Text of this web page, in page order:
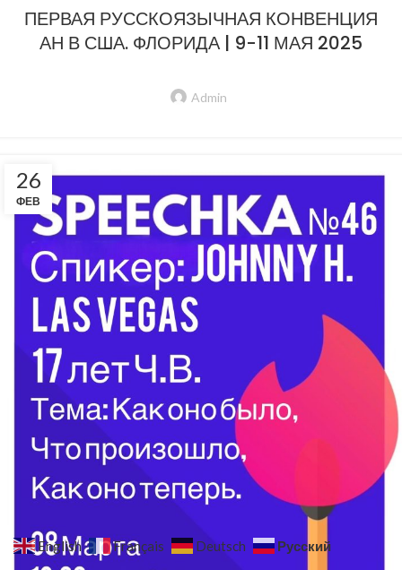
ПЕРВАЯ РУССКОЯЗЫЧНАЯ КОНВЕНЦИЯ
АН В США. ФЛОРИДА | 9-11 МАЯ 2025
Admin
26
ФЕВ
English Français Deutsch Русский